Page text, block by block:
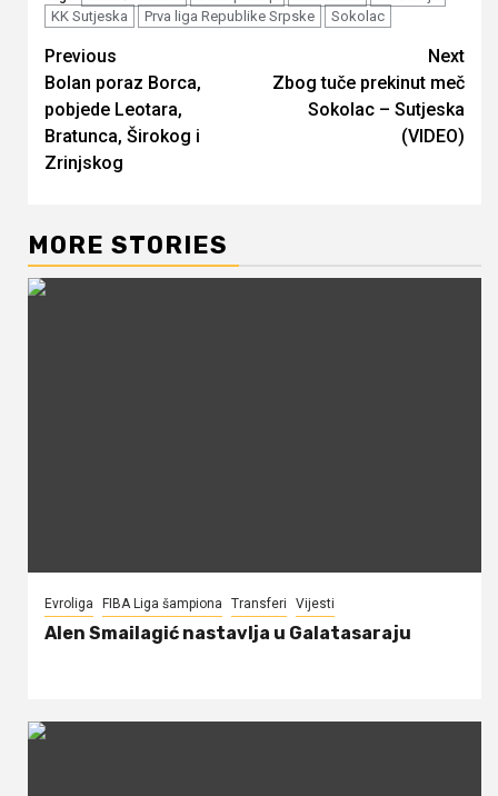
KK Sutjeska
Prva liga Republike Srpske Sokolac
Continue
Reading
Previous
Bolan poraz Borca,
pobjede Leotara,
Bratunca, Širokog i
Zrinjskog
Next
Zbog tuče prekinut meč
Sokolac – Sutjeska
(VIDEO)
MORE STORIES
Evroliga FIBA Liga šampiona Transferi Vijesti
Alen Smailagić nastavlja u Galatasaraju